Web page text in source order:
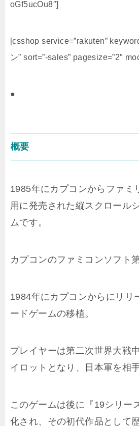
oGf5ucOu8″]
[csshop service=”rakuten”
ン” sort=”-sales” pagesize=”2″
●
概要
1985年にカプコンからファミ
用に発売された縦スクロール
ムです。
カプコンのファミコンソフト
1984年にカプコンからにリリ
ードゲームの移植。
プレイヤーは第二次世界大戦
イロットとなり、日本軍を相
このゲームは後に『19シリー
化され、その初代作品として